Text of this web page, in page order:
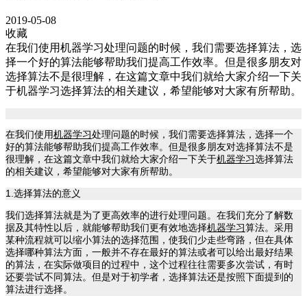
2019-05-08
收藏
在我们使用机器学习处理问题的时候，我们需要选择算法，选
择一个好的算法能够帮助我们提高工作效率。但是很多朋友对
选择算法不是很理解，在这篇文章中我们就给大家介绍一下关
于机器学习选择算法的相关建议，希望能够对大家有所帮助。
在我们使用机器学习处理问题的时候，我们需要选择算法，选择一个
好的算法能够帮助我们提高工作效率。但是很多朋友对选择算法不是
很理解，在这篇文章中我们就给大家介绍一下关于机器学习选择算法
的相关建议，希望能够对大家有所帮助。
1.选择算法的意义
我们选择算法就是为了更高效率的进行处理问题。在我们充分了解数
据及其特性以后，就能够帮助我们更有效地选择机器学习算法。采用
某种流程就可以缩小算法的选择范围，使我们少走些弯路，但在具体
选择哪种算法方面，一般并不存在最好的算法或者可以给出最好结果
的算法，在实际做项目的过程中，这个过程往往需要多次尝试，有时
还要尝试不同算法。但是对于初学者，选择算法还是按照下面提到的
算法进行选择。